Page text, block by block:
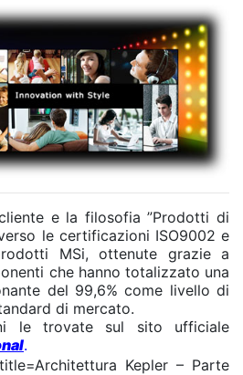
e la filosofia ”Prodotti di
le certificazioni ISO9002 e
MSi, ottenute grazie a
che hanno totalizzato una
del 99,6% come livello di
di mercato.
le trovate sul sito ufficiale
.
Kepler – Parte